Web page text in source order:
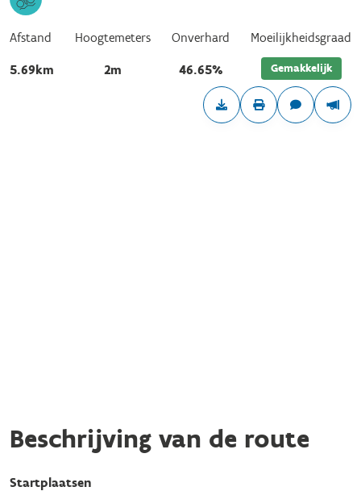
Afstand
5.69km
Hoogtemeters
2m
Onverhard
46.65%
Moeilijkheidsgraad
Gemakkelijk
Beschrijving van de route
Startplaatsen